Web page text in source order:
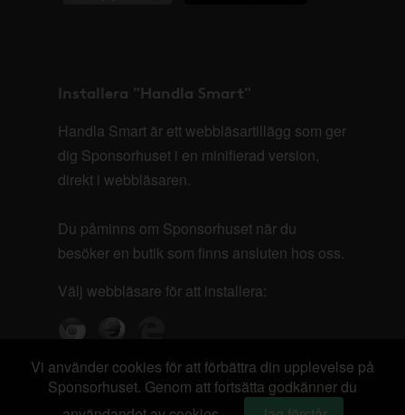
Installera "Handla Smart"
Handla Smart är ett webbläsartillägg som ger
dig Sponsorhuset i en minifierad version,
direkt i webbläsaren.
Du påminns om Sponsorhuset när du
besöker en butik som finns ansluten hos oss.
Välj webbläsare för att installera:
Vi använder cookies för att förbättra din upplevelse på
Sponsorhuset. Genom att fortsätta godkänner du